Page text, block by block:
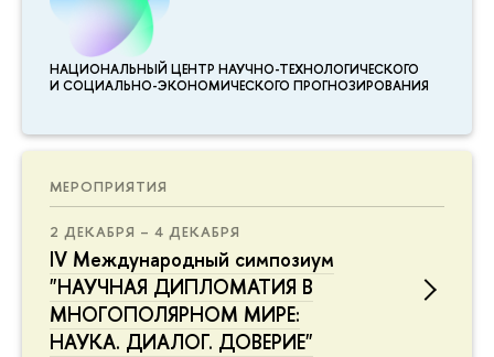
НАЦИОНАЛЬНЫЙ ЦЕНТР НАУЧНО-ТЕХНОЛОГИЧЕСКОГО
И СОЦИАЛЬНО-ЭКОНОМИЧЕСКОГО ПРОГНОЗИРОВАНИЯ
МЕРОПРИЯТИЯ
2 ДЕКАБРЯ – 4 ДЕКАБРЯ
IV Международный симпозиум
"НАУЧНАЯ ДИПЛОМАТИЯ В
МНОГОПОЛЯРНОМ МИРЕ:
НАУКА. ДИАЛОГ. ДОВЕРИЕ"